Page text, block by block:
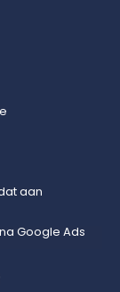
aan
Google Ads